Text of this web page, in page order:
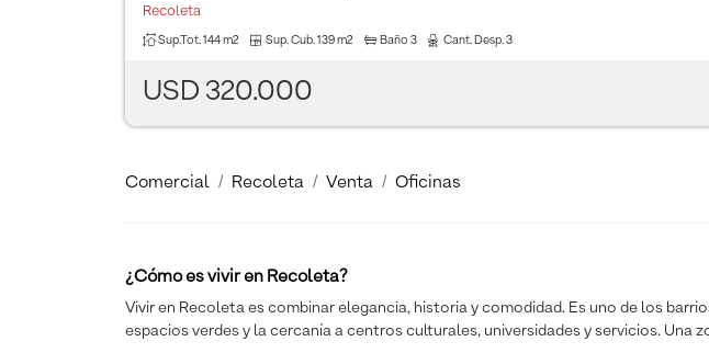
Recoleta
Sup.Tot. 144 m2 Sup. Cub. 139 m2 Baño 3 Cant. Desp. 3
USD 320.000
Comercial Recoleta Venta Oficinas
¿Cómo es vivir en Recoleta?
Vivir en Recoleta es combinar elegancia, historia y comodidad. Es uno de los
espacios verdes y la cercanía a centros culturales, universidades y servicios. Una